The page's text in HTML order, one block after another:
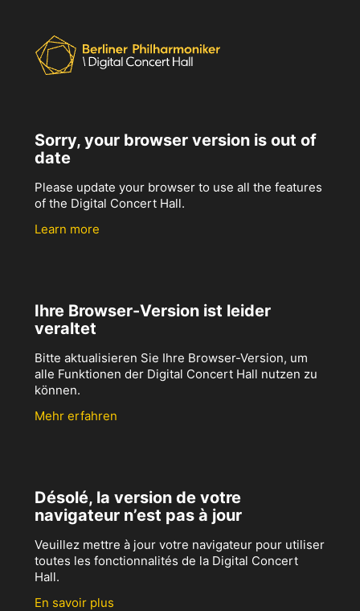
Sorry, your browser version is out of
date
Please update your browser to use all the features
of the Digital Concert Hall.
Learn more
Ihre Browser-Version ist leider
veraltet
Bitte aktualisieren Sie Ihre Browser-Version, um
alle Funktionen der Digital Concert Hall nutzen zu
können.
Mehr erfahren
Désolé, la version de votre
navigateur n’est pas à jour
Veuillez mettre à jour votre navigateur pour utiliser
toutes les fonctionnalités de la Digital Concert
Hall.
En savoir plus